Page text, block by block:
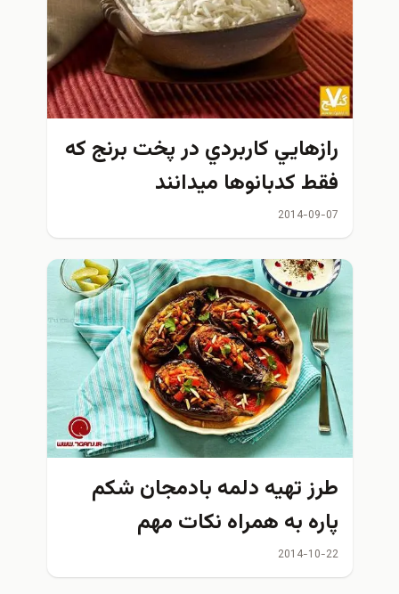
كاربردي در پخت برنج كه
كدبانوها ميدانند
تهیه دلمه بادمجان شکم
به همراه نكات مهم